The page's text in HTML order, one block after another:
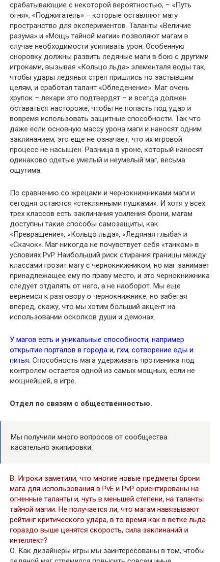
срабатывающие с некоторой вероятностью, – «Путь
огня», «Поджигатель» – которые оставляют магу
пространство для экспериментов. Таланты «Величие
разума» и «Мощь тайной магии» позволяют магам в
случае необходимости усиливать урон. Особенную
сноровку должны развить ледяные маги в бою с другими
игроками, вызывая «Кольцо льда» элементаля воды так,
чтобы удары ледяных стрел пришлись по застывшим
целям, и сработал талант «Обледенение». Маг очень
хрупок – лекари это подтвердят – и всегда должен
оставаться настороже, чтобы не попасть под удар и
вовремя использовать защитные способности. Так что
даже если основную массу урона маги и наносят одним
заклинанием, это еще не означает, что их игровой
процесс не насыщен. Разница в уроне, который наносят
одинаково одетые умелый и неумелый маг, весьма
ощутима.
По сравнению со жрецами и чернокнижниками маги и
сегодня остаются «стеклянными пушками». И хотя у всех
трех классов есть заклинания усиления брони, магам
доступны такие способы самозащиты, как
«Превращение», «Кольцо льда», «Ледяная глыба» и
«Скачок». Маг никогда не почувствует себя «танком» в
условиях PvP. Наибольший риск стирания границы между
классами грозит магу с чернокнижником, но маг занимает
принадлежащее ему по праву место, и это чернокнижника
следует отдалять от него, а не наоборот. Мы еще
вернемся к разговору о чернокнижнике, но забегая
вперед, скажу, что мы хотим больший акцент на
использовании осколков души и демонах.
У магов есть и уникальные способности, например
открытие порталов в города и, гхм, сотворение еды и
питья. Способность мага удерживать противника под
контролем остается одной из самых мощных, если не
мощнейшей, в игре.
Отдел по связям с общественностью.
Мы получили много вопросов от сообщества
касательно экипировки.
В. Игроки заметили, что многие новые предметы брони
мага для использования в PvE и PvP ориентированы на
огненные таланты и, чуть в меньшей степени, на таланты
тайной магии. Не получается ли, что магам навязывают
рейтинг критического удара, в то время как в ветке льда
гораздо выше ценятся скорость, сила заклинаний и
интеллект?
О. Как дизайнеры игры мы заинтересованы в том, чтобы